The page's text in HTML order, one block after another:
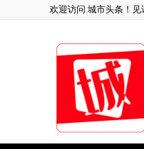
欢迎访问 城市头条！见